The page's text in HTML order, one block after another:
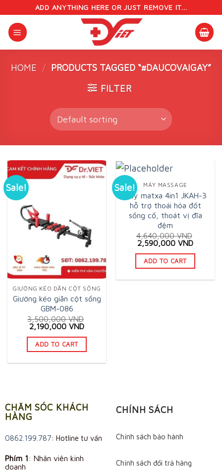
content
ADD ANYTHING HERE OR JUST REMOVE IT...
HOME / PRODUCTS TAGGED “#DAUCOVAIGAY”
FILTER
Sale!
GIƯỜNG KÉO DÃN CỘT SỐNG
Giường kéo giãn cột sống
GBM-086
3,500,000VND
Original
price
was:
3,500,000 VND.
2,190,000 VNDCurrent
is:
ADD TO CART
Sale! MÁY MASSAGE
Máy matxa 4in1 JKAH-3
hỗ trợ thoái hóa đốt
sống cổ, thoát vị đĩa
đệm
4,640,000VND
Original
price
was:
4,640,000 VND.
2,590,000 VNDCurrent
is:
ADD TO CART
CHĂM SÓC KHÁCH
HÀNG
0862.199.787: Hotline tư vấn
Phím 1: Nhân viên kinh
doanh
CHÍNH SÁCH
Chính sách bảo hành
Chính sách đổi trả hàng